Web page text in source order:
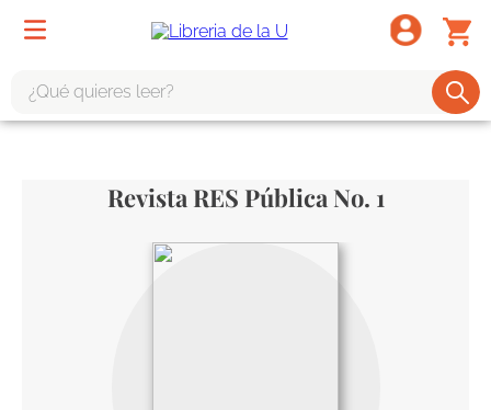
Revista RES Pública No. 1
harry potter